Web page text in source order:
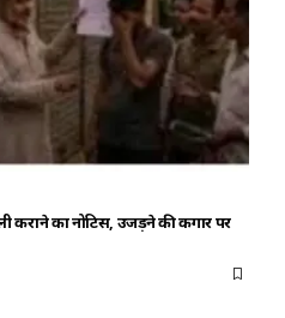
कराने का नोटिस, उजड़ने की कगार पर